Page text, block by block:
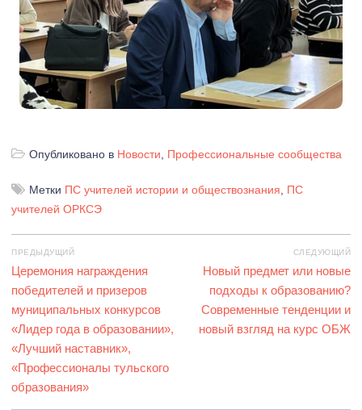
Опубликовано в Новости Профессиональные сообщества
Метки ПС учителей истории и обществознания
ПС
учителей ОРКСЭ
Навигация
по
записям
ПРЕДЫДУЩИЙ
Предыдущая
запись:
Церемония награждения
победителей и призеров
муниципальных конкурсов
«Лидер года в образовании»,
«Лучший наставник»,
«Профессионалы тульского
образования»
СЛЕДУЮЩИЙ
Следующая
запись:
Новый предмет или новые
подходы к образованию?
Современные тенденции и
новый взгляд на курс ОБЖ